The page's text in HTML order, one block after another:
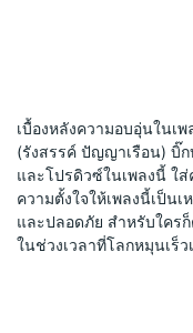
เบื้องหลังความอบอุ่นในเ
(รังสรรค์ ปัญญาเรือน) บิ๊ก
และโปรดิวซ์ในเพลงนี้ ใ
ความตั้งใจให้เพลงนี้เป็น
และปลอดภัย สำหรับใคร
ในช่วงเวลาที่โลกหมุนเร็ว